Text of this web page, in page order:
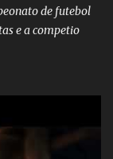
disseminação
de um padrão...
de futebol
e a competio